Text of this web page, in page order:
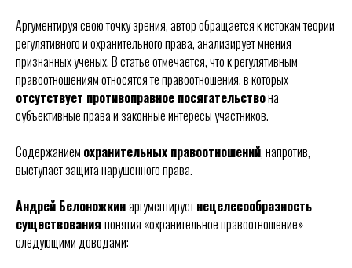
Аргументируя свою точку зрения, автор обращается к истокам теории
регулятивного и охранительного права, анализирует мнения
признанных ученых. В статье отмечается, что к регулятивным
правоотношениям относятся те правоотношения, в которых
отсутствует противоправное посягательствона
субъективные права и законные интересы участников.
Содержанием охранительных правоотношений, напротив,
выступает защита нарушенного права.
Андрей Белоножкинаргументируетнецелесообразность
существования понятия «охранительное правоотношение»
следующими доводами: